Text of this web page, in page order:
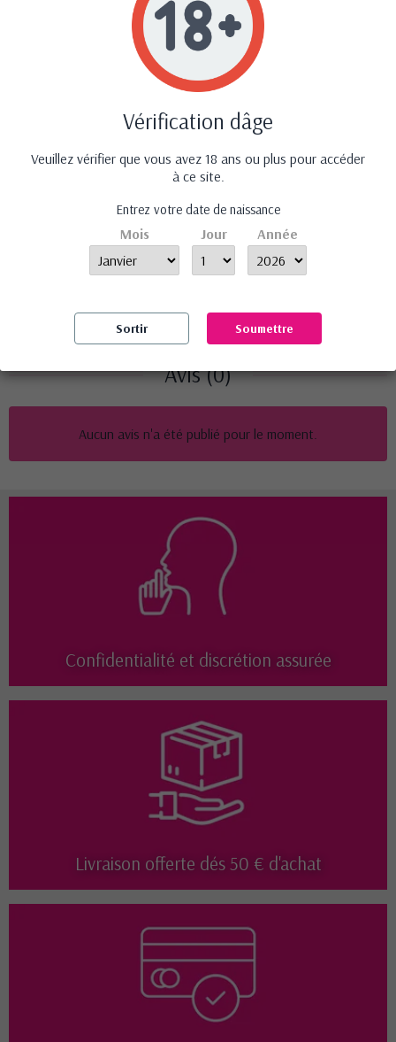
20 deniers - noir
14,90 €
culotte Marzia -...
59,90 €
Avis (0)
Aucun avis n'a été publié pour le moment.
Confidentialité et discrétion assurée
Livraison offerte dés 50 € d'achat
Vérification dâge
Veuillez vérifier que vous avez 18 ans ou plus pour accéder
à ce site.
Entrez votre date de naissance
Mois Jour Année
Sortir Soumettre